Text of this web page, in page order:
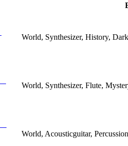
World, Synthesizer, History, Dark
World, Synthesizer, Flute,
World, Acousticguitar,